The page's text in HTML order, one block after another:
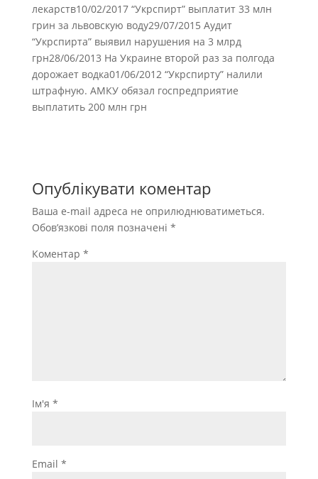
лекарств10/02/2017 “Укрспирт” выплатит 33 млн
грин за львовскую воду29/07/2015 Аудит
“Укрспирта” выявил нарушения на 3 млрд
грн28/06/2013 На Украине второй раз за полгода
дорожает водка01/06/2012 “Укрспирту” налили
штрафную. АМКУ обязал госпредприятие
выплатить 200 млн грн
Опублікувати коментар
Ваша e-mail адреса не оприлюднюватиметься.
Обов’язкові поля позначені *
Коментар *
Ім'я *
Email *